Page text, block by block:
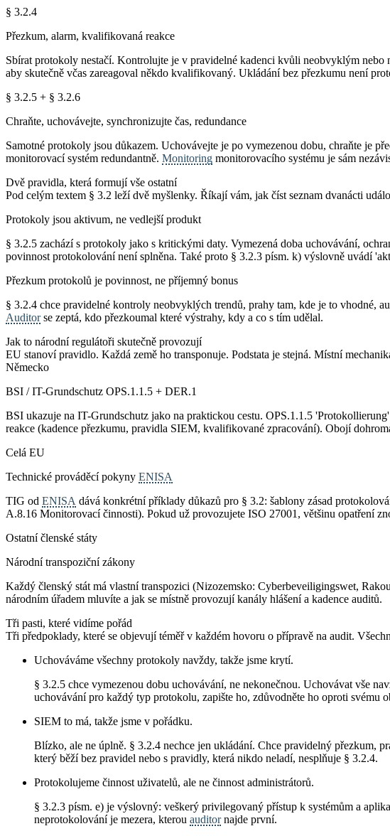
§ 3.2.4
Přezkum, alarm, kvalifikovaná reakce
Sbírat protokoly nestačí. Kontrolujte je v pravidelné kadenci kvůli neobvyklým nebo
aby skutečně včas zareagoval někdo kvalifikovaný. Ukládání bez přezkumu není
§ 3.2.5 + § 3.2.6
Chraňte, uchovávejte, synchronizujte čas, redundance
Samotné protokoly jsou důkazem. Uchovávejte je po vymezenou dobu, chraňte je
monitorovací systém redundantně. Monitoring monitorovacího systému je sám
Dvě pravidla, která formují vše ostatní
Pod celým textem § 3.2 leží dvě myšlenky. Říkají vám, jak číst seznam dvanácti
Protokoly jsou aktivum, ne vedlejší produkt
§ 3.2.5 zachází s protokoly jako s kritickými daty. Vymezená doba uchovávání,
povinnost protokolování není splněna. Také proto § 3.2.3 písm. k) výslovně uvádí
Přezkum protokolů je povinnost, ne příjemný bonus
§ 3.2.4 chce pravidelné kontroly neobvyklých trendů, prahy tam, kde je to vhodné,
Auditorse zeptá, kdo přezkoumal které výstrahy, kdy a co s tím udělal.
Jak to národní regulátoři skutečně provozují
EU stanoví pravidlo. Každá země ho transponuje. Podstata je stejná. Místní
Německo
BSI / IT-Grundschutz OPS.1.1.5 + DER.1
BSI ukazuje na IT-Grundschutz jako na praktickou cestu. OPS.1.1.5
reakce (kadence přezkumu, pravidla SIEM, kvalifikované zpracování). Obojí
Celá EU
Technické prováděcí pokyny ENISA
TIG od ENISA dává konkrétní příklady důkazů pro § 3.2: šablony zásad
A.8.16 Monitorovací činnosti). Pokud už provozujete ISO 27001, většinu opatření
Ostatní členské státy
Národní transpoziční zákony
Každý členský stát má vlastní transpozici (Nizozemsko: Cyberbeveiligingswet,
národním úřadem mluvíte a jak se místně provozují kanály hlášení a kadence auditů.
Tři pasti, které vidíme pořád
Tři předpoklady, které se objevují téměř v každém hovoru o přípravě na audit.
Uchováváme všechny protokoly navždy, takže jsme krytí.
§ 3.2.5 chce vymezenou dobu uchovávání, ne nekonečnou. Uchovávat vše
uchovávání pro každý typ protokolu, zapište ho, zdůvodněte ho oproti svému
SIEM to má, takže jsme v pořádku.
Blízko, ale ne úplně. § 3.2.4 nechce jen ukládání. Chce pravidelný přezkum,
který běží bez pravidel nebo s pravidly, která nikdo neladí, nesplňuje § 3.2.4.
Protokolujeme činnost uživatelů, ale ne činnost administrátorů.
§ 3.2.3 písm. e) je výslovný: veškerý privilegovaný přístup k systémům a
neprotokolování je mezera, kterou auditornajde první.